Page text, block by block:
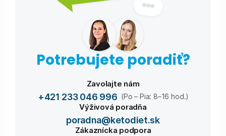
Potrebujete poradiť?
Zavolajte nám
+421 233 046 996 (Po – Pia: 8–16 hod.)
Výživová poradňa
poradna@ketodiet.sk
Zákaznícka podpora